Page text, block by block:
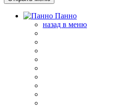
Панно
назад в меню